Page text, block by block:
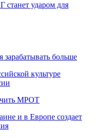
ударом для
больше
культуре
МРОТ
и в Европе создает